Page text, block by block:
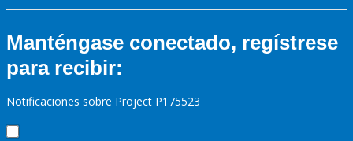
Manténgase conectado, regístrese
para recibir:
Notificaciones sobre Project P175523